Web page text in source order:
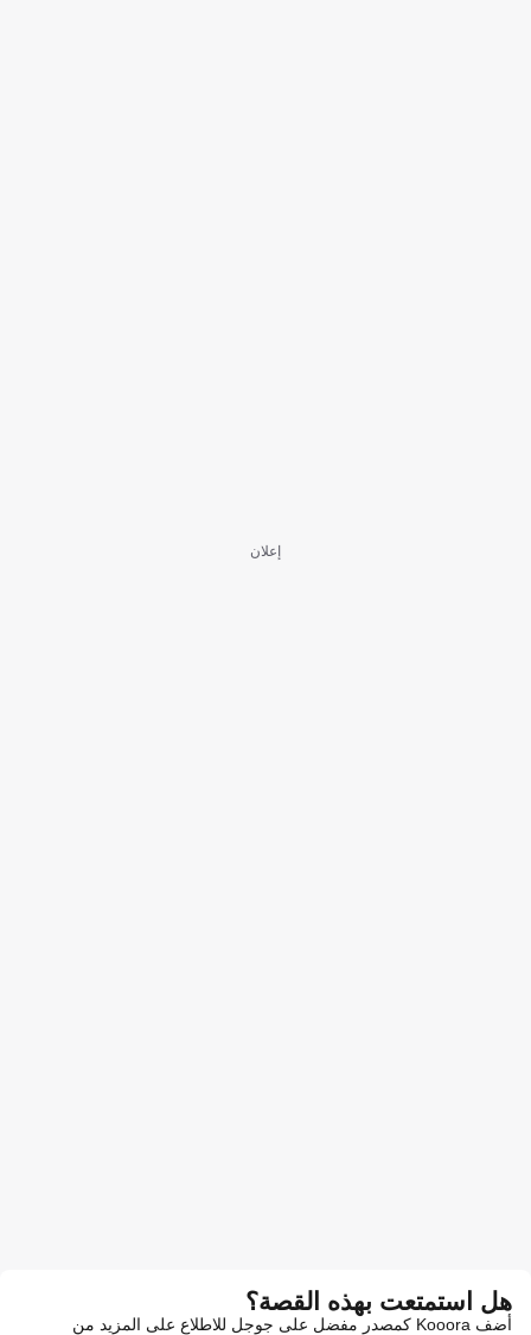
إعلان
هل استمتعت بهذه القصة؟
أضف Kooora كمصدر مفضل على جوجل للاطلاع على المزيد من